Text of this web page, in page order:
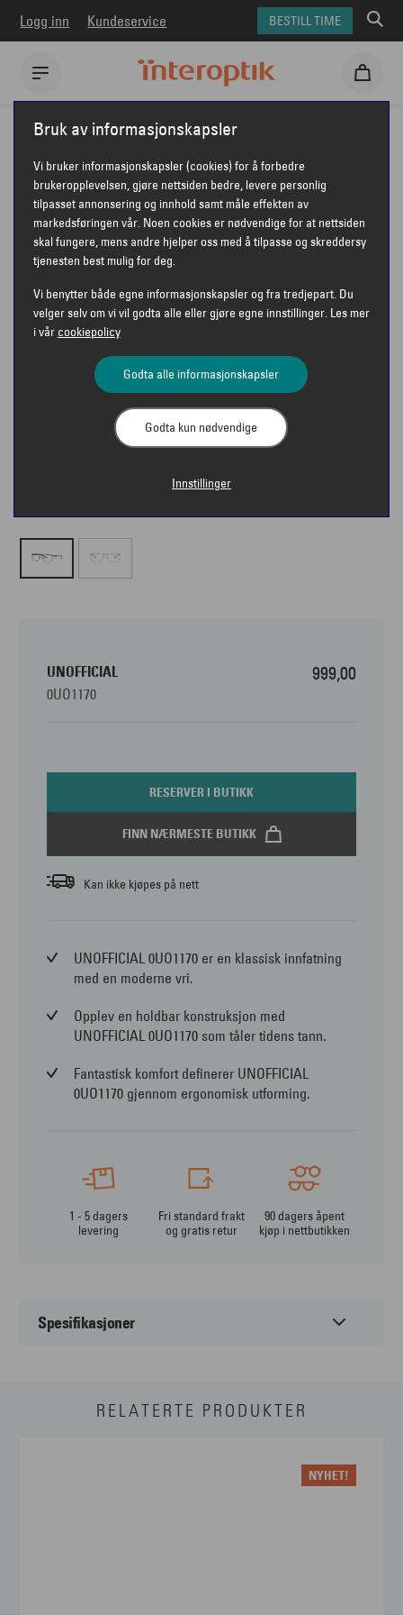
Logg inn Kundeservice BESTILL TIME
Interoptik Briller Unofficial briller
UNOFFICIAL UO1170
UNOFFICIAL
UNOFFICIAL
0UO1170
999,00
RESERVER I BUTIKK
FINN NÆRMESTE BUTIKK
Kan ikke kjøpes på nett
UNOFFICIAL 0UO1170 er en klassisk innfatning
med en moderne vri.
Opplev en holdbar konstruksjon med
UNOFFICIAL 0UO1170 som tåler tidens tann.
Fantastisk komfort definerer UNOFFICIAL
0UO1170 gjennom ergonomisk utforming.
1 - 5 dagers
levering
Fri standard frakt
og gratis retur
90 dagers åpent
kjøp i nettbutikken
Spesifikasjoner
Sort
RELATERTE PRODUKTER
NYHET!
Bruk av informasjonskapsler
Vi bruker informasjonskapsler (cookies) for å forbedre
brukeropplevelsen, gjøre nettsiden bedre, levere personlig
tilpasset annonsering og innhold samt måle effekten av
markedsføringen vår. Noen cookies er nødvendige for at nettsiden
skal fungere, mens andre hjelper oss med å tilpasse og skreddersy
tjenesten best mulig for deg.
Vi benytter både egne informasjonskapsler og fra tredjepart. Du
velger selv om vi vil godta alle eller gjøre egne innstillinger. Les mer
i vår cookiepolicy
Godta alle informasjonskapsler
Godta kun nødvendige
Innstillinger